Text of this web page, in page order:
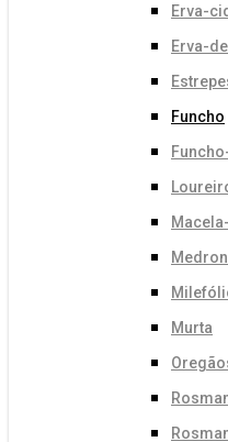
Erva-
Erva-
Funcho
Murta